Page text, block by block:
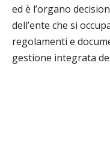
ed è l’organo
dell’ente che si
regolamenti e
gestione integrata